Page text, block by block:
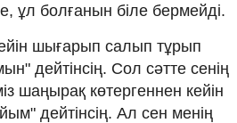
ұл болғанын біле бермейді.
шығарып салып тұрып
дейтінсің. Сол сәтте сенің
шаңырақ көтергеннен кейін
дейтінсің. Ал сен менің